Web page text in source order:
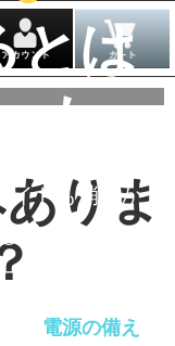
とは
た
イトも消えか
できない時
電源の備え
りま